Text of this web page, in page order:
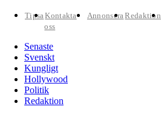
TipsaKontakta
oss
AnnonseraRedaktion
Senaste
Svenskt
Kungligt
Hollywood
Politik
Redaktion